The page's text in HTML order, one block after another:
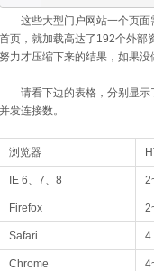
这些大型门户网站一个页
首页，就加载高达了192个外部
努力才压缩下来的结果，如果没
请看下边的表格，分别显
并发连接数。
浏览器
IE 6、7、8
Firefox
Safari 4
Chrome